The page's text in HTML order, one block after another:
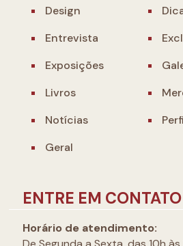
Design
Entrevista
Exposições
Livros
Notícias
Geral
ENTRE EM CONTATO
Horário de atendimento: